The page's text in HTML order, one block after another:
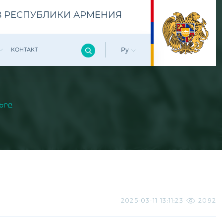
АРМЕНИЯ
КОНТАКТ Ру
2025-03-11 13:11:23 2092